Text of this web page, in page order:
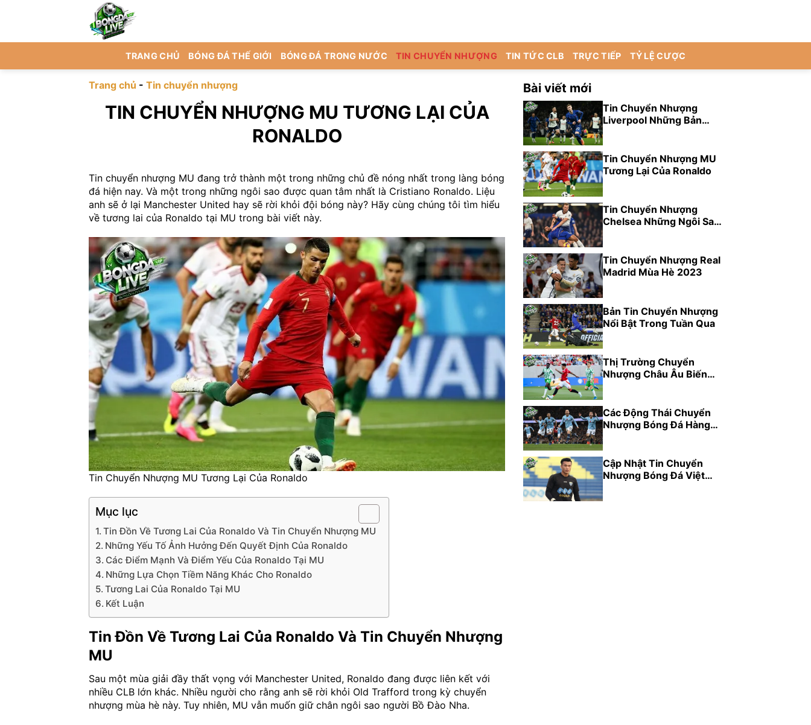
TRANG CHỦ BÓNG ĐÁ THẾ GIỚI BÓNG ĐÁ TRONG NƯỚC TIN CHUYỂN NHƯỢNG TIN TỨC CLB TRỰC TIẾP TỶ LỆ CƯỢC
Trang chủ - Tin chuyển nhượng
TIN CHUYỂN NHƯỢNG MU TƯƠNG LẠI CỦA
RONALDO
Tin chuyển nhượng MU đang trở thành một trong những chủ đề nóng nhất trong làng bóng
đá hiện nay. Và một trong những ngôi sao được quan tâm nhất là Cristiano Ronaldo. Liệu
anh sẽ ở lại Manchester United hay sẽ rời khỏi đội bóng này? Hãy cùng chúng tôi tìm hiểu
về tương lai của Ronaldo tại MU trong bài viết này.
Tin Chuyển Nhượng MU Tương Lại Của Ronaldo
Mục lục
Tin Đồn Về Tương Lai Của Ronaldo Và Tin Chuyển Nhượng MU
Những Yếu Tố Ảnh Hưởng Đến Quyết Định Của Ronaldo
Các Điểm Mạnh Và Điểm Yếu Của Ronaldo Tại MU
Những Lựa Chọn Tiềm Năng Khác Cho Ronaldo
Tương Lai Của Ronaldo Tại MU
Kết Luận
Tin Đồn Về Tương Lai Của Ronaldo Và Tin Chuyển Nhượng
MU
Sau một mùa giải đầy thất vọng với Manchester United, Ronaldo đang được liên kết với
nhiều CLB lớn khác. Nhiều người cho rằng anh sẽ rời khỏi Old Trafford trong kỳ chuyển
nhượng mùa hè này. Tuy nhiên, MU vẫn muốn giữ chân ngôi sao người Bồ Đào Nha.
Bài viết mới
Tin Chuyển Nhượng
Liverpool Những Bản
Tin Chuyển Nhượng MU
Tương Lại Của Ronaldo
Tin Chuyển Nhượng
Chelsea Những Ngôi Sao
Tin Chuyển Nhượng Real
Madrid Mùa Hè 2023
Bản Tin Chuyển Nhượng
Nổi Bật Trong Tuần Qua
Thị Trường Chuyển
Nhượng Châu Âu Biến
Các Động Thái Chuyển
Nhượng Bóng Đá Hàng
Cập Nhật Tin Chuyển
Nhượng Bóng Đá Việt